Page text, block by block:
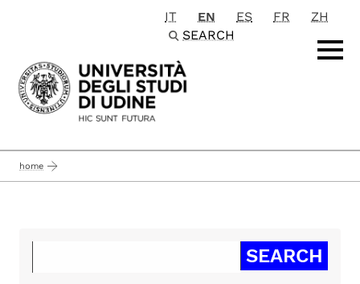
Passa al contenuto principale
IT EN ES FR
ZH
SEARCH
home